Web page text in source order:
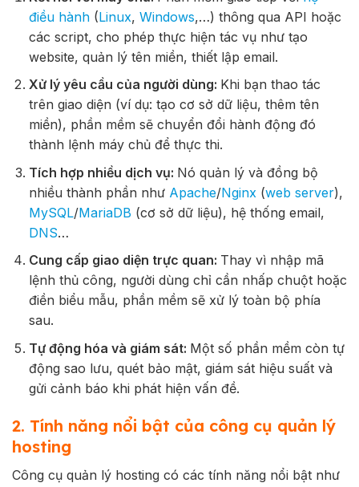
điều hành(Linux, Windows,…) thông qua API hoặc
các script, cho phép thực hiện tác vụ như tạo
website, quản lý tên miền, thiết lập email.
Xử lý yêu cầu của người dùng: Khi bạn thao tác
trên giao diện (ví dụ: tạo cơ sở dữ liệu, thêm tên
miền), phần mềm sẽ chuyển đổi hành động đó
thành lệnh máy chủ để thực thi.
Tích hợp nhiều dịch vụ: Nó quản lý và đồng bộ
nhiều thành phần như Apache/Nginx (web server),
MySQL/MariaDB (cơ sở dữ liệu), hệ thống email,
DNS…
Cung cấp giao diện trực quan: Thay vì nhập mã
lệnh thủ công, người dùng chỉ cần nhấp chuột hoặc
điền biểu mẫu, phần mềm sẽ xử lý toàn bộ phía
sau.
Tự động hóa và giám sát: Một số phần mềm còn tự
động sao lưu, quét bảo mật, giám sát hiệu suất và
gửi cảnh báo khi phát hiện vấn đề.
2. Tính năng nổi bật của công cụ quản lý
hosting
Công cụ quản lý hosting có các tính năng nổi bật như